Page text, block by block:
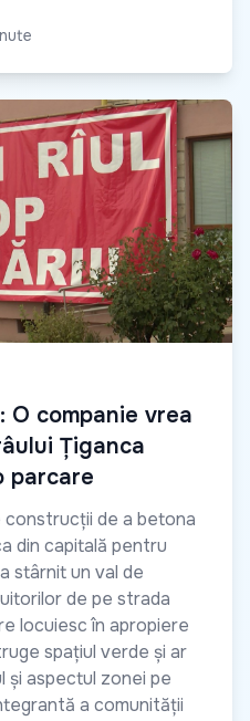
O companie vrea
Țiganca
parcare
construcții de a betona
din capitală pentru
stârnit un val de
de pe strada
locuiesc în apropiere
spațiul verde și ar
și aspectul zonei pe
a comunității